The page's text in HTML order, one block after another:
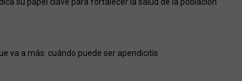
va a más: cuándo puede ser apendicitis